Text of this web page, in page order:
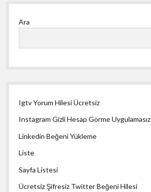
Yan
Menü
Ara
Igtv Yorum Hilesi Ücretsiz
Instagram Gizli Hesap Görme Uygulamasız
Linkedin Beğeni Yükleme
Liste
Sayfa Listesi
Ücretsiz Şifresiz Twitter Beğeni Hilesi